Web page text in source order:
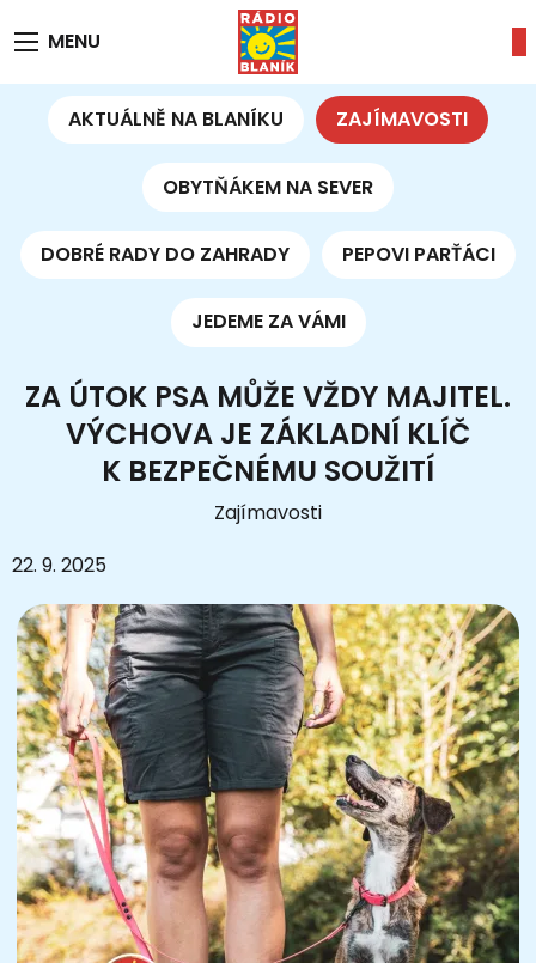
MENU
AKTUÁLNĚ NA BLANÍKU ZAJÍMAVOSTI
OBYTŇÁKEM NA SEVER
DOBRÉ RADY DO ZAHRADY PEPOVI PARŤÁCI
JEDEME ZA VÁMI
ZA ÚTOK PSA MŮŽE VŽDY MAJITEL.
VÝCHOVA JE ZÁKLADNÍ KLÍČ
K BEZPEČNÉMU SOUŽITÍ
Zajímavosti
22. 9. 2025